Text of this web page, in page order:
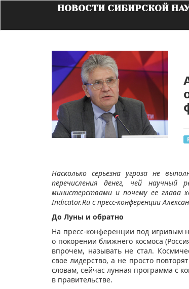
НОВОСТИ СИБИРСКОЙ
Насколько серьезна угроза не
перечисления денег, чей
министерствами и почему ее глава
Indicator.Ru с пресс-конференции
До Луны и обратно
На пресс-конференции под игривым
о покорении ближнего космоса
впрочем, называть не стал.
свое лидерство, а не просто
словам, сейчас лунная программа с
в правительстве.